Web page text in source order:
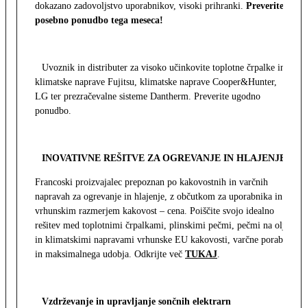
dokazano zadovoljstvo uporabnikov, visoki prihranki. Preverite
posebno ponudbo tega meseca!
Uvoznik in distributer za visoko učinkovite toplotne črpalke in
klimatske naprave Fujitsu, klimatske naprave Cooper&Hunter,
LG ter prezračevalne sisteme Dantherm. Preverite ugodno
ponudbo.
INOVATIVNE REŠITVE ZA OGREVANJE IN HLAJENJE
Francoski proizvajalec prepoznan po kakovostnih in varčnih
napravah za ogrevanje in hlajenje, z občutkom za uporabnika in z
vrhunskim razmerjem kakovost – cena. Poiščite svojo idealno
rešitev med toplotnimi črpalkami, plinskimi pečmi, pečmi na olje
in klimatskimi napravami vrhunske EU kakovosti, varčne porabe
in maksimalnega udobja. Odkrijte več TUKAJ.
Vzdrževanje in upravljanje sončnih elektrarn